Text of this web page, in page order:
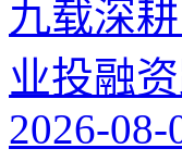
九载深
业投融
2026-08-